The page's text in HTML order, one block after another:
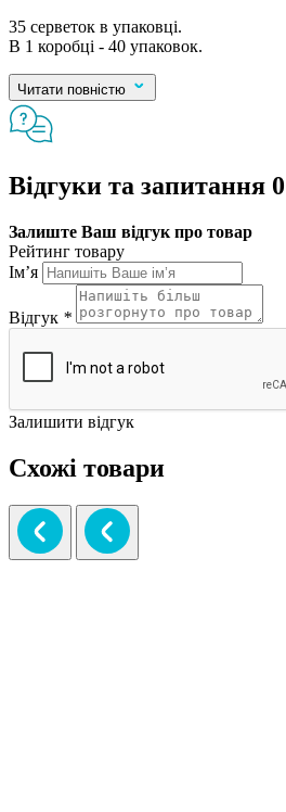
35 серветок в упаковці.
В 1 коробці - 40 упаковок.
Читати повністю
Відгуки та запитання 0
Залиште Ваш відгук про товар
Рейтинг товару
Ім’я
Відгук *
Залишити відгук
Схожі товари